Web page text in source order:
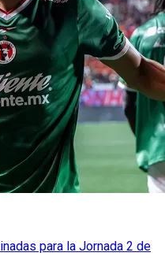
para la Jornada 2 de